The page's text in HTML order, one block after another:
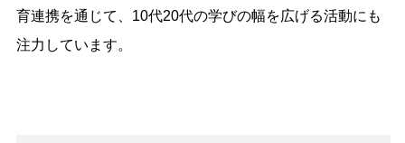
育連携を通じて、10代20代の学びの幅を広げる活動にも
注力しています。